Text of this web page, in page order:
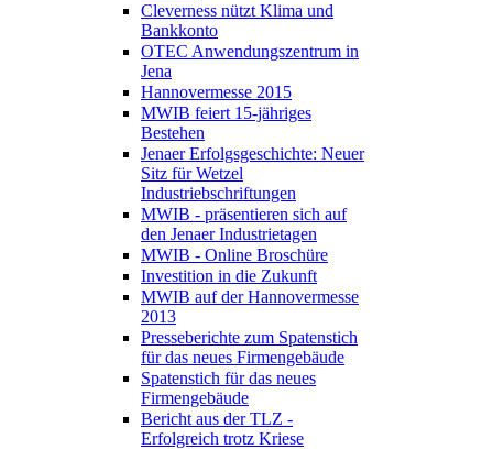
Cleverness nützt Klima und
Bankkonto
OTEC Anwendungszentrum in
Jena
Hannovermesse 2015
MWIB feiert 15-jähriges
Bestehen
Jenaer Erfolgsgeschichte: Neuer
Sitz für Wetzel
Industriebschriftungen
MWIB - präsentieren sich auf
den Jenaer Industrietagen
MWIB - Online Broschüre
Investition in die Zukunft
MWIB auf der Hannovermesse
2013
Presseberichte zum Spatenstich
für das neues Firmengebäude
Spatenstich für das neues
Firmengebäude
Bericht aus der TLZ -
Erfolgreich trotz Kriese